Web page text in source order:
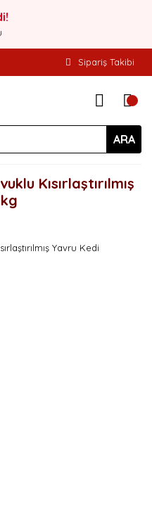
Sipariş Takibi
ARA
Kısırlaştırılmış